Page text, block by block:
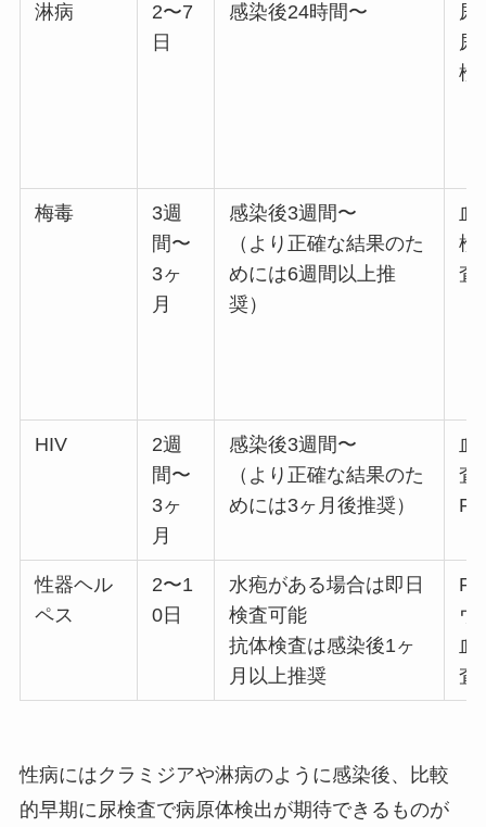
淋病
2〜7
日
感染後24時間〜
尿
尿
検
梅毒
3週
間〜
3ヶ
月
感染後3週間〜
（より正確な結果のた
めには6週間以上推
奨）
血
検
査
HIV
2週
間〜
3ヶ
月
感染後3週間〜
（より正確な結果のた
めには3ヶ月後推奨）
血
査
性器ヘル
ペス
2〜1
0日
水疱がある場合は即日
検査可能
抗体検査は感染後1ヶ
月以上推奨
ウ
血
査
性病にはクラミジアや淋病のように感染後、比較
的早期に尿検査で病原体検出が期待できるものが